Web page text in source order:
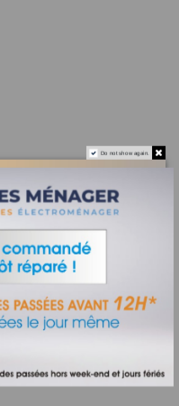
Do not show again.